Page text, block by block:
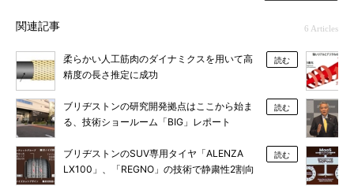
関連記事 6 Articles
柔らかい人工筋肉のダイナミクスを用いて高
精度の長さ推定に成功
読む
ブリヂストンの研究開発拠点はここから始ま
る、技術ショールーム「BIG」レポート
読む
ブリヂストンのSUV専用タイヤ「ALENZA
LX100」、「REGNO」の技術で静粛性2割向
読む